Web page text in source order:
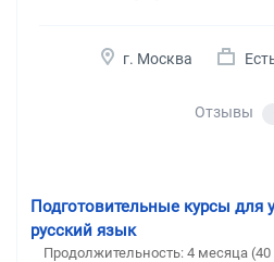
г. Москва
Отзывы
Подготовительные курсы для
русский язык
Продолжительность: 4 месяца (40